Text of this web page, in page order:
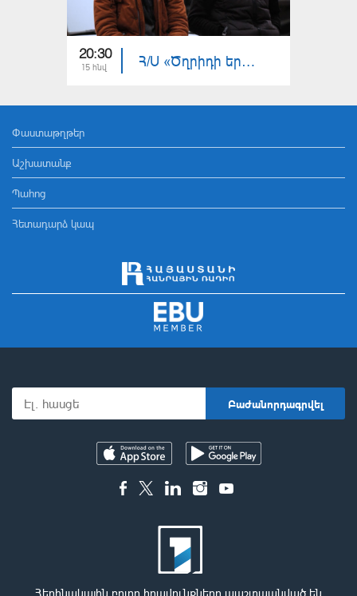
20:30
15 հնվ Հ/Ս «Ծղրիդի երգը» (մաս 32)
Փաստաթղթեր
Աշխատանք
Պահոց
Հետադարձ կապ
Հեղինակային բոլոր իրավունքները պաշտպանված են